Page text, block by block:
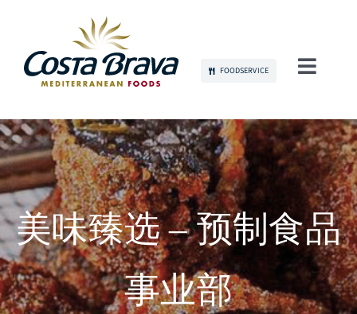
content
FOODSERVICE
可持续发展
产品
品牌传播
人才招募
美味臻选 – 预制食品
事业部